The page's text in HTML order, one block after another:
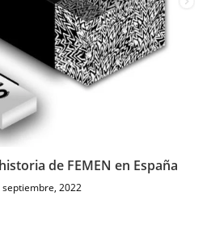
de FEMEN en España
septiembre, 2022